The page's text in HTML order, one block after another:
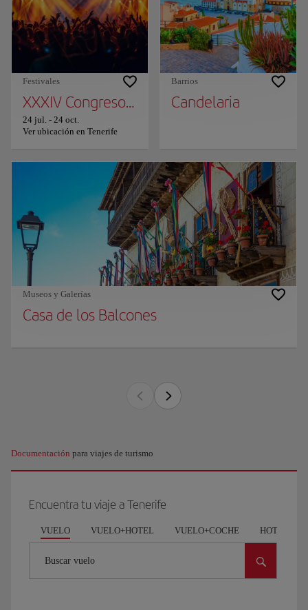
Festivales
XXXIV Congreso de Bandas de Música de
24 jul. - 24 oct.
Ver ubicación en Tenerife
Barrios
Candelaria
Museos y Galerías
Casa de los Balcones
Documentación para viajes de turismo
Encuentra tu viaje a Tenerife
VUELO VUELO+HOTEL VUELO+COCHE HOTEL
Buscar vuelo